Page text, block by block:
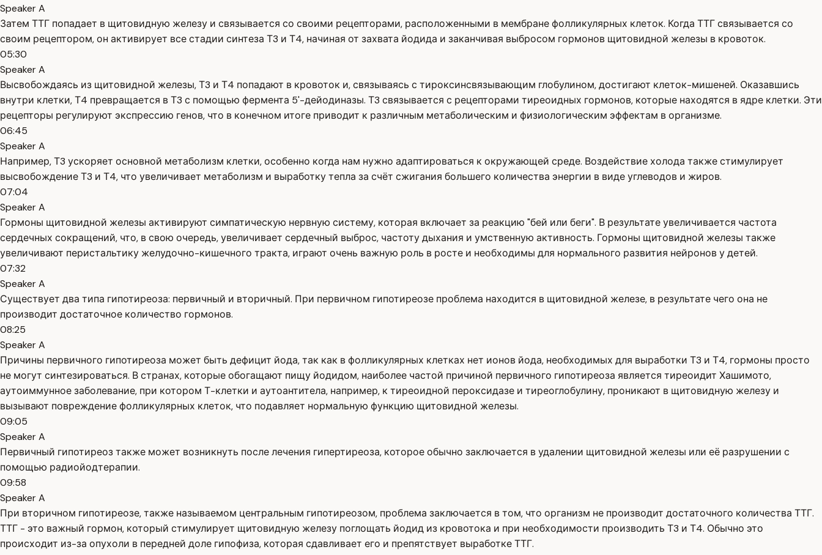
Speaker A
Затем ТТГ попадает в щитовидную железу и связывается со своими рецепторами, расположенными в мембране фолликулярных клеток. Когда ТТГ связывается со
своим рецептором, он активирует все стадии синтеза Т3 и Т4, начиная от захвата йодида и заканчивая выбросом гормонов щитовидной железы в кровоток.
05:30
Speaker A
Высвобождаясь из щитовидной железы, Т3 и Т4 попадают в кровоток и, связываясь с тироксинсвязывающим глобулином, достигают клеток-мишеней. Оказавшись
внутри клетки, Т4 превращается в Т3 с помощью фермента 5'-дейодиназы. Т3 связывается с рецепторами тиреоидных гормонов, которые находятся в ядре клетки. Эти
рецепторы регулируют экспрессию генов, что в конечном итоге приводит к различным метаболическим и физиологическим эффектам в организме.
06:45
Speaker A
Например, Т3 ускоряет основной метаболизм клетки, особенно когда нам нужно адаптироваться к окружающей среде. Воздействие холода также стимулирует
высвобождение Т3 и Т4, что увеличивает метаболизм и выработку тепла за счёт сжигания большего количества энергии в виде углеводов и жиров.
07:04
Speaker A
Гормоны щитовидной железы активируют симпатическую нервную систему, которая включает за реакцию "бей или беги". В результате увеличивается частота
сердечных сокращений, что, в свою очередь, увеличивает сердечный выброс, частоту дыхания и умственную активность. Гормоны щитовидной железы также
увеличивают перистальтику желудочно-кишечного тракта, играют очень важную роль в росте и необходимы для нормального развития нейронов у детей.
07:32
Speaker A
Существует два типа гипотиреоза: первичный и вторичный. При первичном гипотиреозе проблема находится в щитовидной железе, в результате чего она не
производит достаточное количество гормонов.
08:25
Speaker A
Причины первичного гипотиреоза может быть дефицит йода, так как в фолликулярных клетках нет ионов йода, необходимых для выработки Т3 и Т4, гормоны просто
не могут синтезироваться. В странах, которые обогащают пищу йодидом, наиболее частой причиной первичного гипотиреоза является тиреоидит Хашимото,
аутоиммунное заболевание, при котором Т-клетки и аутоантитела, например, к тиреоидной пероксидазе и тиреоглобулину, проникают в щитовидную железу и
вызывают повреждение фолликулярных клеток, что подавляет нормальную функцию щитовидной железы.
09:05
Speaker A
Первичный гипотиреоз также может возникнуть после лечения гипертиреоза, которое обычно заключается в удалении щитовидной железы или её разрушении с
помощью радиойодтерапии.
09:58
Speaker A
При вторичном гипотиреозе, также называемом центральным гипотиреозом, проблема заключается в том, что организм не производит достаточного количества ТТГ.
ТТГ - это важный гормон, который стимулирует щитовидную железу поглощать йодид из кровотока и при необходимости производить Т3 и Т4. Обычно это
происходит из-за опухоли в передней доле гипофиза, которая сдавливает его и препятствует выработке ТТГ.